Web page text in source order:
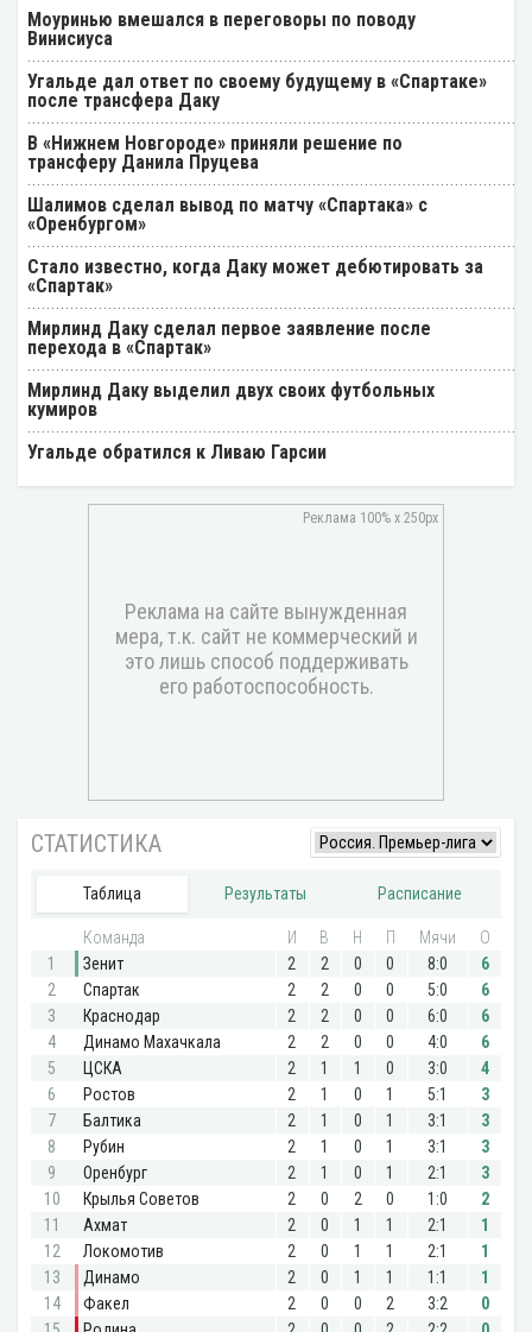
Моуринью вмешался в переговоры по поводу
Винисиуса
Угальде дал ответ по своему будущему в «Спартаке»
после трансфера Даку
В «Нижнем Новгороде» приняли решение по
трансферу Данила Пруцева
Шалимов сделал вывод по матчу «Спартака» с
«Оренбургом»
Стало известно, когда Даку может дебютировать за
«Спартак»
Мирлинд Даку сделал первое заявление после
перехода в «Спартак»
Мирлинд Даку выделил двух своих футбольных
кумиров
Угальде обратился к Ливаю Гарсии